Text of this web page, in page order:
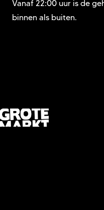
Vanaf 22:00 uur is de
binnen als buiten.